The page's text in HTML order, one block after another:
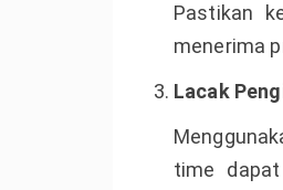
Pastikan
menerima
Lacak
time